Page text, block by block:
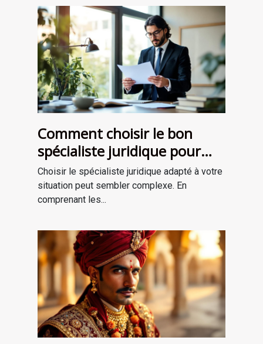
Comment choisir le bon
spécialiste juridique pour
vos besoins ?
Choisir le spécialiste juridique adapté à votre
situation peut sembler complexe. En
comprenant les...